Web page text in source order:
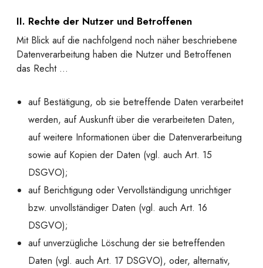
II. Rechte der Nutzer und Betroffenen
Mit Blick auf die nachfolgend noch näher beschriebene
Datenverarbeitung haben die Nutzer und Betroffenen
das Recht …
auf Bestätigung, ob sie betreffende Daten verarbeitet
werden, auf Auskunft über die verarbeiteten Daten,
auf weitere Informationen über die Datenverarbeitung
sowie auf Kopien der Daten (vgl. auch Art. 15
DSGVO);
auf Berichtigung oder Vervollständigung unrichtiger
bzw. unvollständiger Daten (vgl. auch Art. 16
DSGVO);
auf unverzügliche Löschung der sie betreffenden
Daten (vgl. auch Art. 17 DSGVO), oder, alternativ,